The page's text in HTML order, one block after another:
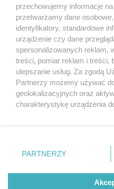
1 / 4
Sąd
został
Nie zapomnij
zapoznać się z:
polityką prywatności
Twojemiasto
Piekary Śląskie
Chorzów
Tarnowskie Góry
Gliwice
przechowujemy informacje
przetwarzamy dane
identyfikatory, standardowe
urządzenie czy dane
spersonalizowanych reklam,
treści, pomiar reklam i treści,
ulepszanie usług. Za zgodą
Partnerzy możemy używać
geolokalizacyjnych oraz
charakterystykę urządzenia
zmienić/wycofać klikając
znajdujący się w lewym
rodzaje przetwarzania
użytkownika, ale masz
PARTNERZY